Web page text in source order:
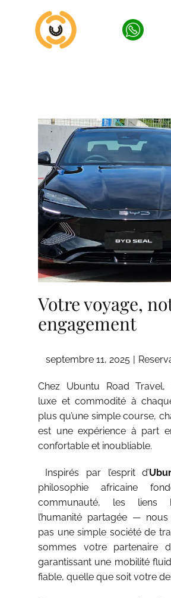
Votre voyage,
engagement
septembre 11, 2025
Chez Ubuntu Road Travel,
luxe et commodité à
plus qu’une simple course,
est une expérience à part
confortable et inoubliable.
Inspirés par l’esprit d’
philosophie africaine
communauté, les liens
l’humanité partagée —
pas une simple société de
sommes votre partenaire
garantissant une mobilité
fiable, quelle que soit votre